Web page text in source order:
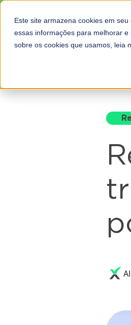
Este site armazena cookies em
essas informações para melhorar
sobre os cookies que usamos, leia